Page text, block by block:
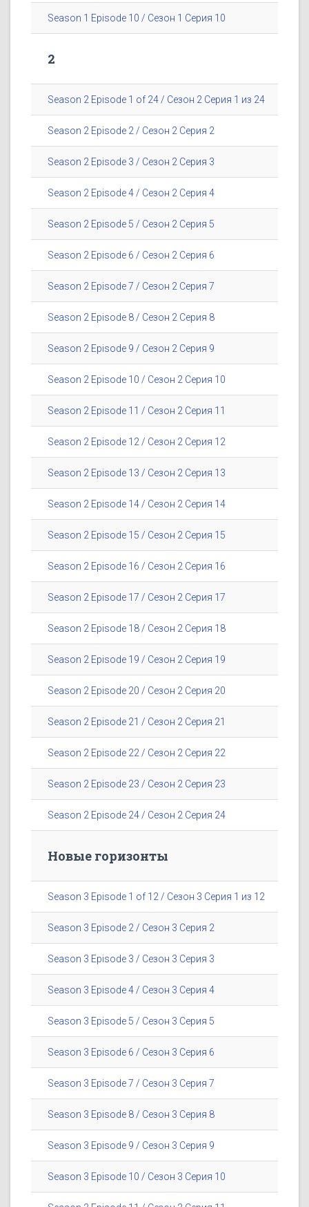
Season 1 Episode 10 / Сезон 1 Серия 10
2
Season 2 Episode 1 of 24 / Сезон 2 Серия 1 из 24
Season 2 Episode 2 / Сезон 2 Серия 2
Season 2 Episode 3 / Сезон 2 Серия 3
Season 2 Episode 4 / Сезон 2 Серия 4
Season 2 Episode 5 / Сезон 2 Серия 5
Season 2 Episode 6 / Сезон 2 Серия 6
Season 2 Episode 7 / Сезон 2 Серия 7
Season 2 Episode 8 / Сезон 2 Серия 8
Season 2 Episode 9 / Сезон 2 Серия 9
Season 2 Episode 10 / Сезон 2 Серия 10
Season 2 Episode 11 / Сезон 2 Серия 11
Season 2 Episode 12 / Сезон 2 Серия 12
Season 2 Episode 13 / Сезон 2 Серия 13
Season 2 Episode 14 / Сезон 2 Серия 14
Season 2 Episode 15 / Сезон 2 Серия 15
Season 2 Episode 16 / Сезон 2 Серия 16
Season 2 Episode 17 / Сезон 2 Серия 17
Season 2 Episode 18 / Сезон 2 Серия 18
Season 2 Episode 19 / Сезон 2 Серия 19
Season 2 Episode 20 / Сезон 2 Серия 20
Season 2 Episode 21 / Сезон 2 Серия 21
Season 2 Episode 22 / Сезон 2 Серия 22
Season 2 Episode 23 / Сезон 2 Серия 23
Season 2 Episode 24 / Сезон 2 Серия 24
Новые горизонты
Season 3 Episode 1 of 12 / Сезон 3 Серия 1 из 12
Season 3 Episode 2 / Сезон 3 Серия 2
Season 3 Episode 3 / Сезон 3 Серия 3
Season 3 Episode 4 / Сезон 3 Серия 4
Season 3 Episode 5 / Сезон 3 Серия 5
Season 3 Episode 6 / Сезон 3 Серия 6
Season 3 Episode 7 / Сезон 3 Серия 7
Season 3 Episode 8 / Сезон 3 Серия 8
Season 3 Episode 9 / Сезон 3 Серия 9
Season 3 Episode 10 / Сезон 3 Серия 10